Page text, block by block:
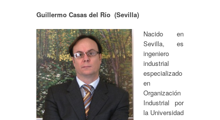
Guillermo Casas del Río (Sevilla)
Nacido en
Sevilla, es
ingeniero
industrial
especializado
en
Organización
Industrial por
la Universidad